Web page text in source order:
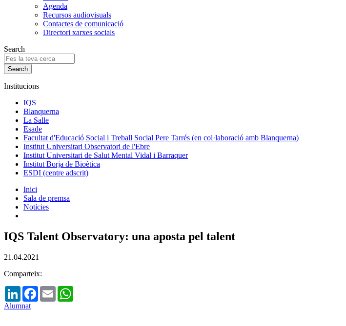
Agenda
Recursos audiovisuals
Contactes de comunicació
Directori xarxes socials
Search
Institucions
IQS
Blanquerna
La Salle
Esade
Facultat d'Educació Social i Treball Social Pere Tarrés (en col·laboració amb Blanquerna)
Institut Universitari Observatori de l'Ebre
Institut Universitari de Salut Mental Vidal i Barraquer
Institut Borja de Bioètica
ESDI (centre adscrit)
Inici
Sala de premsa
Notícies
IQS Talent Observatory: una aposta pel talent
21.04.2021
Comparteix:
LinkedInFacebook
Email
Alumnat